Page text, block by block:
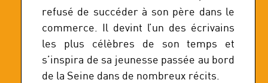
refusé de succéder à son père dans le
commerce. Il devint l’un des écrivains
les plus célèbres de son temps et
s’inspira de sa jeunesse passée au bord
de la Seine dans de nombreux récits.